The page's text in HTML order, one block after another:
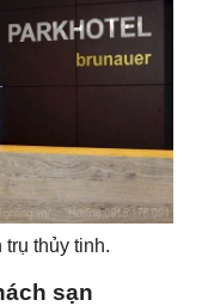
thủy tinh.
sạn